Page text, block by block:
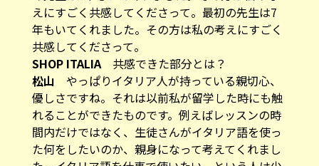
えにすごく共感してくださって。最初の先生は7
年もいてくれました。その方は私の考えにすごく
共感してくださって。
SHOP ITALIA共感できた部分とは？
松山 やっぱりイタリア人が持っている親切心、
優しさですね。それは以前私が留学した時にも触
れることができたものです。例えばレッスンの時
間内だけではなく、生徒さんがイタリア語を使っ
た何をしたいのか、親身になって考えてくれまし